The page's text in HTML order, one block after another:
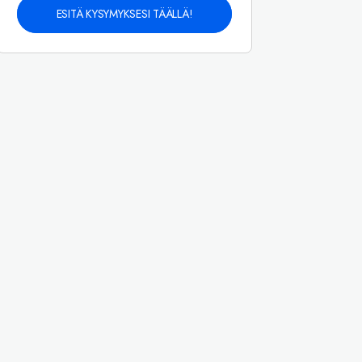
ESITÄ KYSYMYKSESI TÄÄLLÄ!